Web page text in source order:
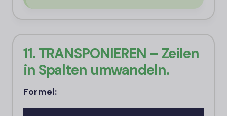
11. TRANSPONIEREN – Zeilen
in Spalten umwandeln.
Formel: